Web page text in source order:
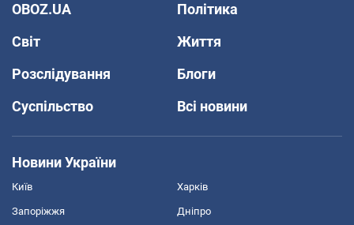
OBOZ.UA
Політика
Світ
Життя
Розслідування
Блоги
Суспільство
Всі новини
Новини України
Київ Харків
Запоріжжя Дніпро